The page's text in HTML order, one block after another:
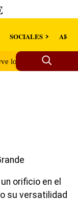
SOCIALES
los araneidos ►
orificio en el
su versatilidad